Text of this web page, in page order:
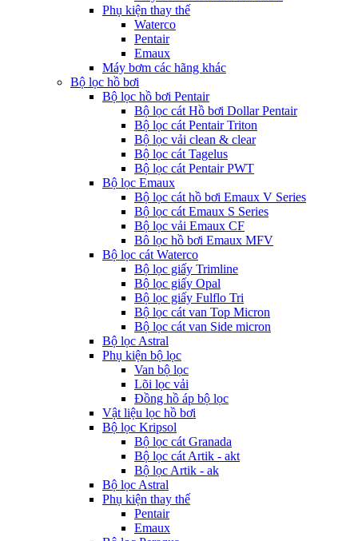
Phụ kiện thay thế
Waterco
Pentair
Emaux
Máy bơm các hãng khác
Bộ lọc hồ bơi
Bộ lọc hồ bơi Pentair
Bộ lọc cát Hồ bơi Dollar Pentair
Bộ lọc cát Pentair Triton
Bộ lọc vải clean & clear
Bộ lọc cát Tagelus
Bộ lọc cát Pentair PWT
Bộ lọc Emaux
Bộ lọc cát hồ bơi Emaux V Series
Bộ lọc cát Emaux S Series
Bộ lọc vải Emaux CF
Bô lọc hồ bơi Emaux MFV
Bộ lọc cát Waterco
Bộ lọc giấy Trimline
Bộ lọc giấy Opal
Bộ lọc giấy Fulflo Tri
Bộ lọc cát van Top Micron
Bộ lọc cát van Side micron
Bộ lọc Astral
Phụ kiện bộ lọc
Van bộ lọc
Lõi lọc vải
Đồng hồ áp bộ lọc
Vật liệu lọc hồ bơi
Bộ lọc Kripsol
Bộ lọc cát Granada
Bộ lọc cát Artik - akt
Bộ lọc Artik - ak
Bộ lọc Astral
Phụ kiện thay thế
Pentair
Emaux